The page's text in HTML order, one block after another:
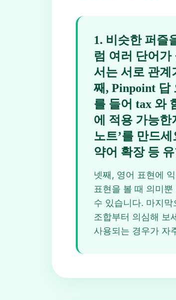
1. 비슷한 퍼즐
럼 여러 단어가
서는 서로 관계
째, Pinpoint 답
를 들어 tax 와
에 적용 가능한
노트’를 만드
약어 확장 등
넷째, 영어 표현에
표현을 볼 때 의미
수 있습니다. 마지
조합부터 의심해 보
사용되는 경우가 자